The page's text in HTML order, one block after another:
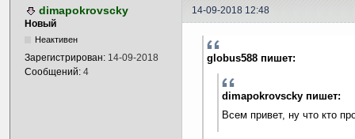
dimapokrovscky
14-09-2018 12:48
Новый
Неактивен
Зарегистрирован: 14-09-2018
Сообщений: 4
globus588 пишет:
dimapokrovscky пишет:
Всем привет, ну что кто